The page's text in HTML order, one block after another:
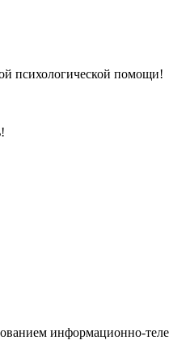
психологической помощи!
информационно-